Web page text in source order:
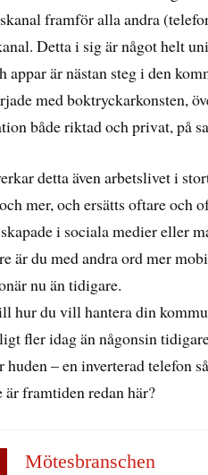
framför alla andra
Detta i sig är något helt
appar är nästan steg i den
med boktryckarkonsten,
både riktad och privat, på
detta även arbetslivet i
mer, och ersätts oftare och
i sociala medier eller
är du med andra ord mer
nu än tidigare.
hur du vill hantera din
fler idag än någonsin
– en inverterad telefon
är framtiden redan här?
Mötesbranschen